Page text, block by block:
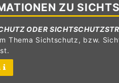
ZU
ODER
Thema Sichtschutz, bzw.